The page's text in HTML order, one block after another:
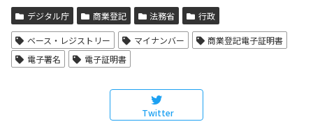
デジタル庁 商業登記 法務省 行政
ベース・レジストリー マイナンバー
商業登記電子証明書
電子署名
電子証明書
Twitter